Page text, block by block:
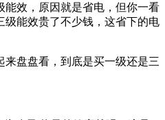
能效，原因就是省电，但你一看
级能效贵了不少钱，这省下的电
盘盘看，到底是买一级还是三